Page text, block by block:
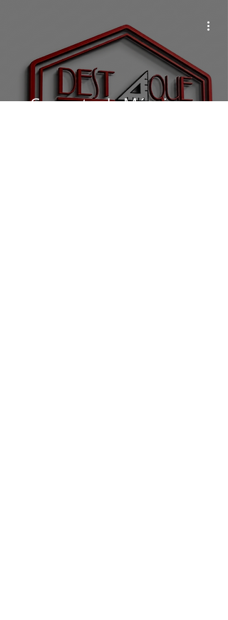
Conserto de Móveis na